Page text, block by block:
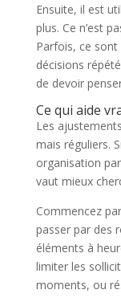
Ensuite, il est
plus. Ce n’est
Parfois, ce
décisions
de devoir
Ce qui aide
Les
mais réguliers.
organisation
vaut mieux
Commencez
passer par des
éléments à
limiter les
moments, ou